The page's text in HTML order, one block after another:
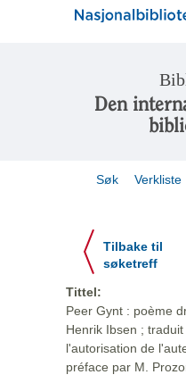
Den
Søk Verkliste
Tilbake til
søketreff
Tittel:
Peer Gynt : poème
Henrik Ibsen ;
l'autorisation de
préface par M.